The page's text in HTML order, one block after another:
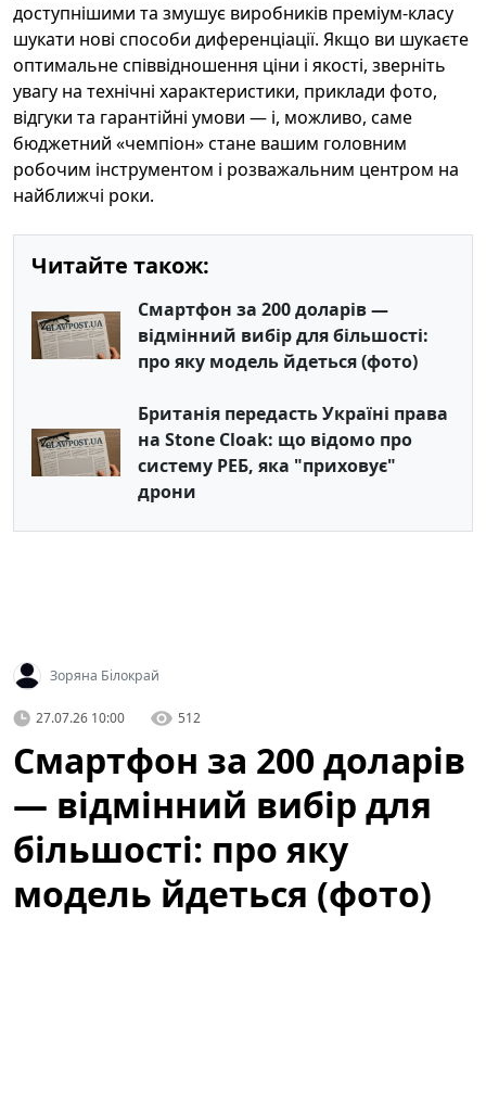
доступнішими та змушує виробників преміум‑класу
шукати нові способи диференціації. Якщо ви шукаєте
оптимальне співвідношення ціни і якості, зверніть
увагу на технічні характеристики, приклади фото,
відгуки та гарантійні умови — і, можливо, саме
бюджетний «чемпіон» стане вашим головним
робочим інструментом і розважальним центром на
найближчі роки.
Читайте також:
Смартфон за 200 доларів —
відмінний вибір для більшості:
про яку модель йдеться (фото)
Британія передасть Україні права
на Stone Cloak: що відомо про
систему РЕБ, яка "приховує"
дрони
Зоряна Білокрай
27.07.26 10:00 512
Смартфон за 200 доларів
— відмінний вибір для
більшості: про яку
модель йдеться (фото)